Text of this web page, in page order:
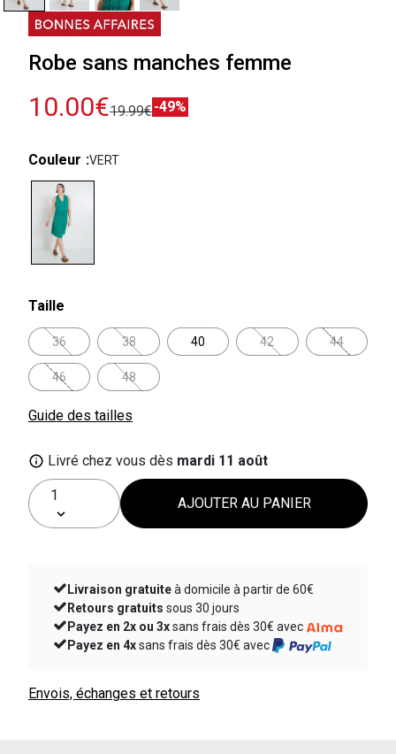
Robe sans manches femme
10.00€19.99€-49%
Couleur VERT
Taille
36 38 40 42 44
46 48
Guide des tailles
Livré chez vous dès mardi 11 août
AJOUTER AU PANIER
Livraison gratuite
à domicile à partir de 60€
Retours gratuits
sous 30 jours
Payez en 2x ou 3x
sans frais dès 30€ avec
Payez en 4x
sans frais dès 30€ avec
Envois, échanges et retours